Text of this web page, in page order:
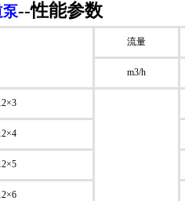
--性能参数
流量
m3/h